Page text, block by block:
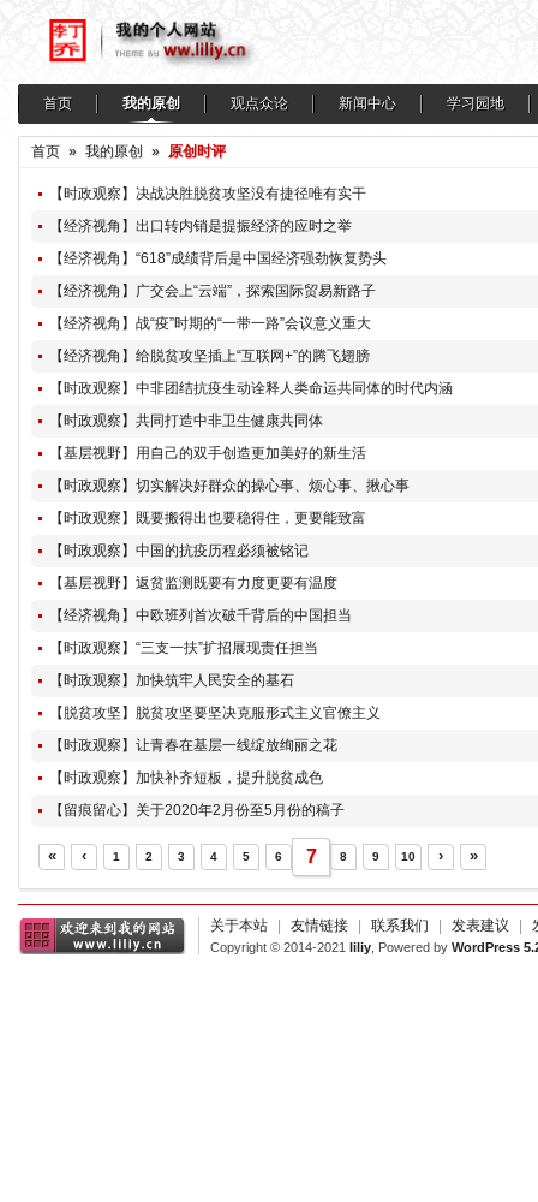
首页 我的原创 观点众论 新闻中心 学习园地
首页 » 我的原创 » 原创时评
【时政观察】决战决胜脱贫攻坚没有捷径唯有实干
【经济视角】出口转内销是提振经济的应时之举
【经济视角】“618”成绩背后是中国经济强劲恢复势头
【经济视角】广交会上“云端”，探索国际贸易新路子
【经济视角】战“疫”时期的“一带一路”会议意义重大
【经济视角】给脱贫攻坚插上“互联网+”的腾飞翅膀
【时政观察】中非团结抗疫生动诠释人类命运共同体的时代内涵
【时政观察】共同打造中非卫生健康共同体
【基层视野】用自己的双手创造更加美好的新生活
【时政观察】切实解决好群众的操心事、烦心事、揪心事
【时政观察】既要搬得出也要稳得住，更要能致富
【时政观察】中国的抗疫历程必须被铭记
【基层视野】返贫监测既要有力度更要有温度
【经济视角】中欧班列首次破千背后的中国担当
【时政观察】“三支一扶”扩招展现责任担当
【时政观察】加快筑牢人民安全的基石
【脱贫攻坚】脱贫攻坚要坚决克服形式主义官僚主义
【时政观察】让青春在基层一线绽放绚丽之花
【时政观察】加快补齐短板，提升脱贫成色
【留痕留心】关于2020年2月份至5月份的稿子
« ‹ 1 2 3 4 5 6 7 8 9 10 › »
关于本站 友情链接 联系我们 发表建议
Copyright © 2014-2021 liliy , Powered by WordPress